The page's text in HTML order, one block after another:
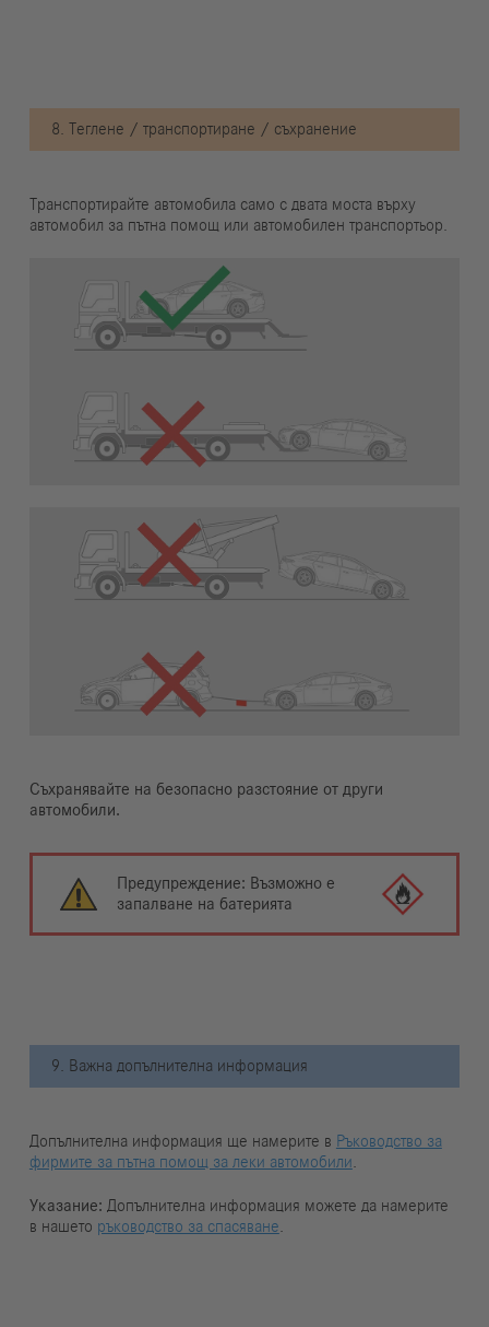
8. Теглене / транспортиране / съхранение
Транспортирайте автомобила само с двата моста върху
автомобил за пътна помощ или автомобилен транспортьор.
Съхранявайте на безопасно разстояние от други
автомобили.
Предупреждение: Възможно е
запалване на батерията
9. Важна допълнителна информация
Допълнителна информация ще намерите в Ръководство за
фирмите за пътна помощ за леки автомобили
Указание: Допълнителна информация можете да намерите
в нашето ръководство за спасяване